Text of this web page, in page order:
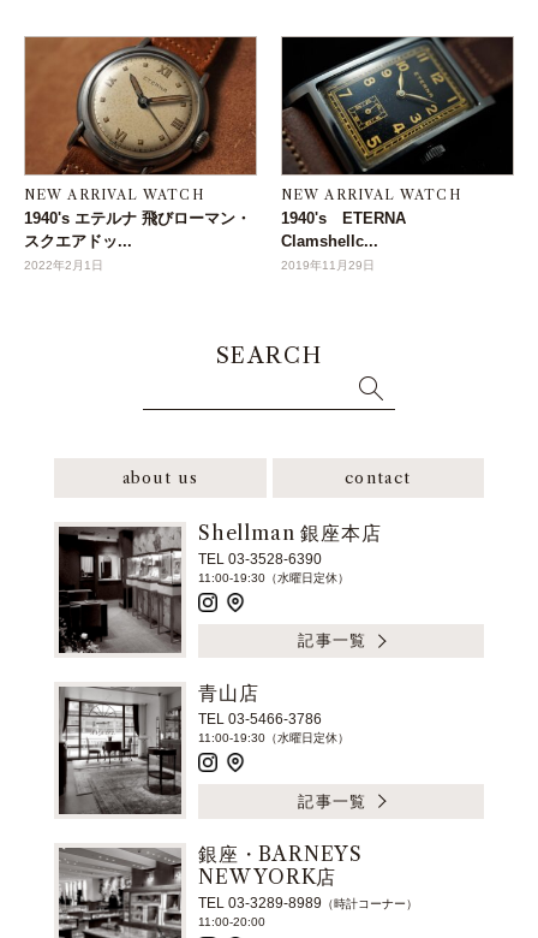
NEW ARRIVAL WATCH
1940's エテルナ 飛びローマン・
スクエアドッ...
2022年2月1日
NEW ARRIVAL WATCH
1940's ETERNA
Clamshellc...
2019年11月29日
SEARCH
about us contact
Shellman 銀座本店
TEL 03-3528-6390
11:00-19:30（水曜日定休）
記事一覧
青山店
TEL 03-5466-3786
11:00-19:30（水曜日定休）
記事一覧
銀座・BARNEYS
NEW YORK店
TEL 03-3289-8989 （時計コーナー）
11:00-20:00